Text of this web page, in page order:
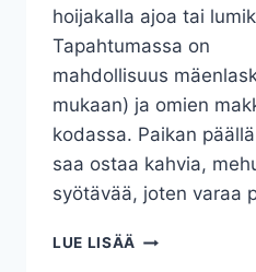
hoijakalla ajoa tai
Tapahtumassa on
mahdollisuus
mukaan) ja omien
kodassa. Paikan
saa ostaa kahvia,
syötävää, joten varaa
LUE LISÄÄ TALVIRIEHA